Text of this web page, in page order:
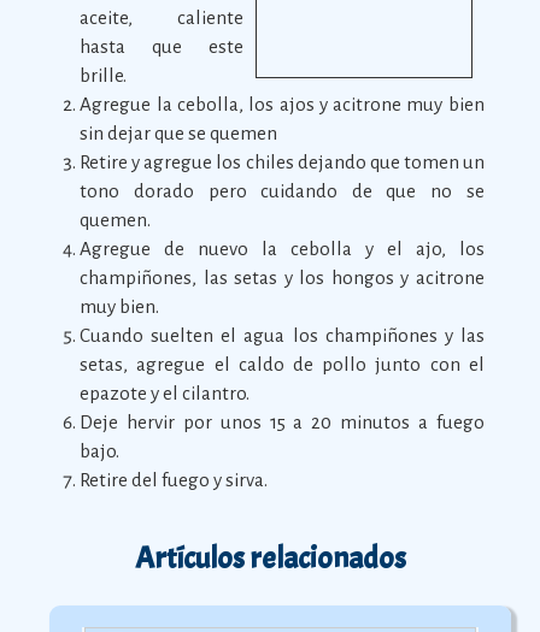
aceite, caliente
hasta que este
brille.
Agregue la cebolla, los ajos y acitrone muy bien
sin dejar que se quemen
Retire y agregue los chiles dejando que tomen un
tono dorado pero cuidando de que no se
quemen.
Agregue de nuevo la cebolla y el ajo, los
champiñones, las setas y los hongos y acitrone
muy bien.
Cuando suelten el agua los champiñones y las
setas, agregue el caldo de pollo junto con el
epazote y el cilantro.
Deje hervir por unos 15 a 20 minutos a fuego
bajo.
Retire del fuego y sirva.
Artículos relacionados